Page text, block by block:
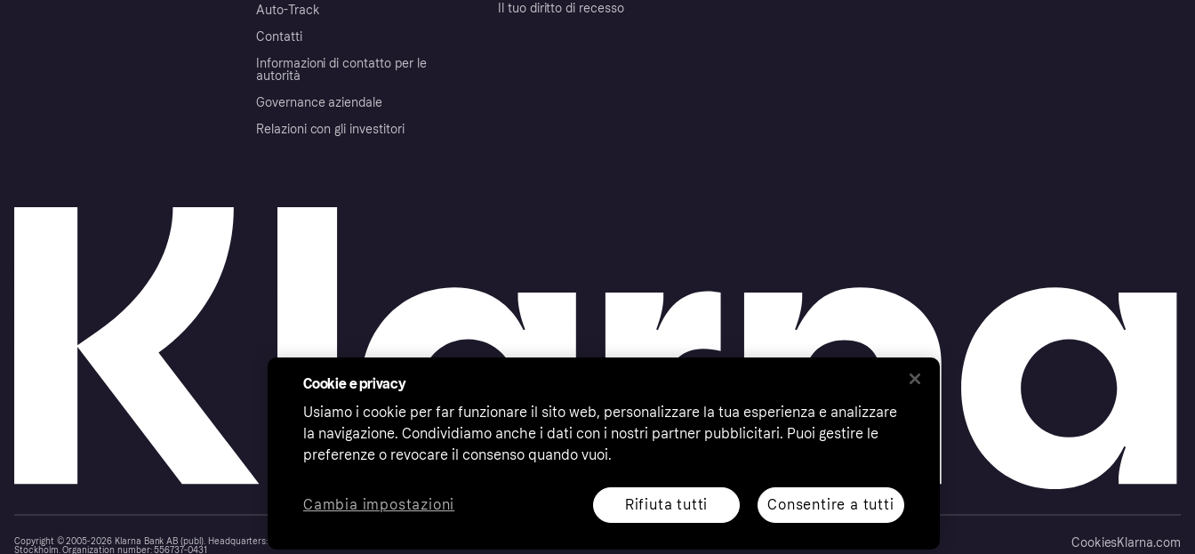
Auto-Track
Contatti
Informazioni di contatto per le
autorità
Governance aziendale
Relazioni con gli investitori
Il tuo diritto di recesso
Copyright © 2005-2026 Klarna Bank AB (publ). Headquarters: Stockholm, Sweden. All rights reserved. Klarna Bank AB (publ). Sveavägen 46, 111 34
Stockholm. Organization number: 556737-0431
CookiesKlarna.com
Cookie e privacy
Usiamo i cookie per far funzionare il sito web, personalizzare la tua esperienza e analizzare
la navigazione. Condividiamo anche i dati con i nostri partner pubblicitari. Puoi gestire le
preferenze o revocare il consenso quando vuoi.
Rifiuta tutti Consentire a tutti
Cambia impostazioni